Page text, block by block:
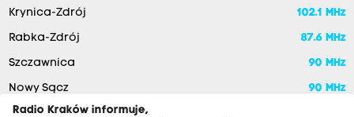
Krynica-Zdrój 102.1 MHz
Rabka-Zdrój 87.6 MHz
Szczawnica 90 MHz
Nowy Sącz 90 MHz
Radio Kraków informuje,